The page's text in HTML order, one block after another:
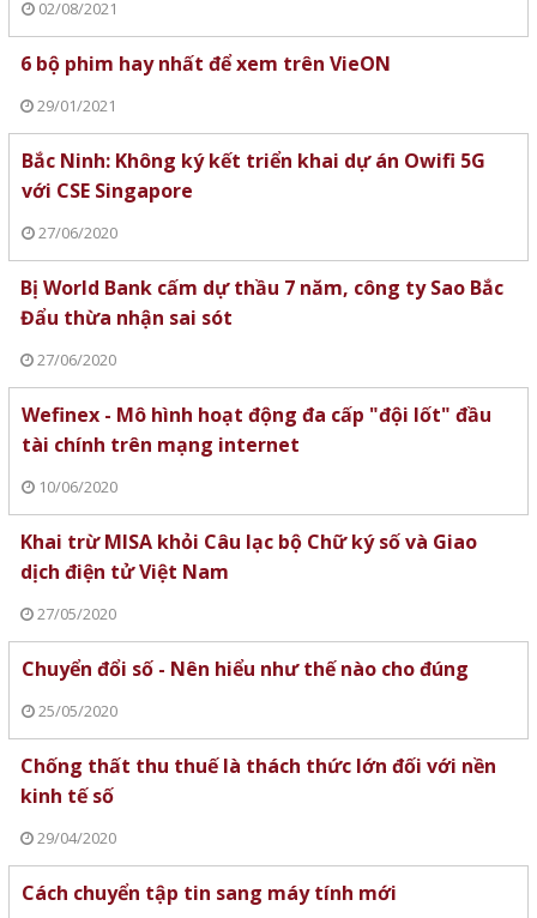
02/08/2021
6 bộ phim hay nhất để xem trên VieON
29/01/2021
Bắc Ninh: Không ký kết triển khai dự án Owifi 5G
với CSE Singapore
27/06/2020
Bị World Bank cấm dự thầu 7 năm, công ty Sao Bắc
Đẩu thừa nhận sai sót
27/06/2020
Wefinex - Mô hình hoạt động đa cấp "đội lốt" đầu
tài chính trên mạng internet
10/06/2020
Khai trừ MISA khỏi Câu lạc bộ Chữ ký số và Giao
dịch điện tử Việt Nam
27/05/2020
Chuyển đổi số - Nên hiểu như thế nào cho đúng
25/05/2020
Chống thất thu thuế là thách thức lớn đối với nền
kinh tế số
29/04/2020
Cách chuyển tập tin sang máy tính mới